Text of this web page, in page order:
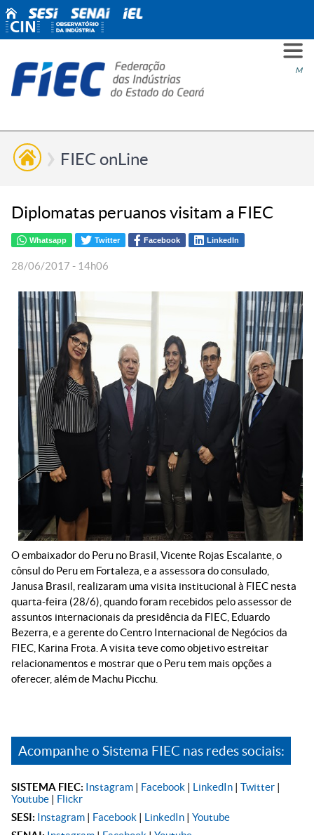
Menu
VOCÊ
ESG
NÓS
FIEC onLine
Diplomatas peruanos visitam a FIEC
Whatsapp Twitter Facebook LinkedIn
28/06/2017 - 14h06
O embaixador do Peru no Brasil, Vicente Rojas Escalante, o
cônsul do Peru em Fortaleza, e a assessora do consulado,
Janusa Brasil, realizaram uma visita institucional à FIEC nesta
quarta-feira (28/6), quando foram recebidos pelo assessor de
assuntos internacionais da presidência da FIEC, Eduardo
Bezerra, e a gerente do Centro Internacional de Negócios da
FIEC, Karina Frota. A visita teve como objetivo estreitar
relacionamentos e mostrar que o Peru tem mais opções a
oferecer, além de Machu Picchu.
Acompanhe o Sistema FIEC nas redes sociais:
SISTEMA FIEC: Instagram | Facebook | LinkedIn | Twitter |
Youtube | Flickr
SESI: Instagram | Facebook | LinkedIn | Youtube